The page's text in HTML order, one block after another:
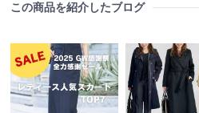
この商品を紹介したブログ